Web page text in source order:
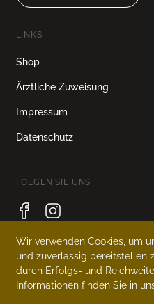
LINKS
Shop
Ärztliche Zuweisung
Impressum
Datenschutz
FOLGEN SIE UNS
SPRACHE
Deutsch
Wir verwenden Cookies, um
und zuverlässig bereitstellen
durch Erfolgs- und
Informationen finden Sie in